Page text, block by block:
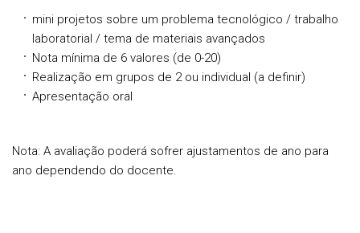
mini projetos sobre um problema tecnológico / trabalho
laboratorial / tema de materiais avançados
Nota mínima de 6 valores (de 0-20)
Realização em grupos de 2 ou individual (a definir)
Apresentação oral
Nota: A avaliação poderá sofrer ajustamentos de ano para
ano dependendo do docente.